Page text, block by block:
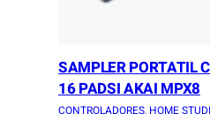
SAMPLER PORTATIL
16 PADSI AKAI MPX8
CONTROLADORES, HOME